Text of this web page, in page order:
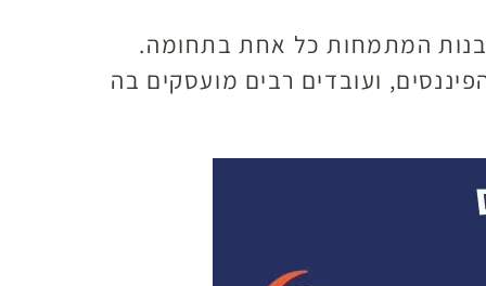
בנות המתמחות כל אחת בתחומה.
ועובדים רבים מועסקים בה